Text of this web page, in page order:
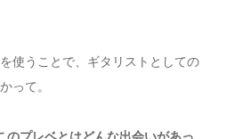
使うことで、ギタリストとしての
って。